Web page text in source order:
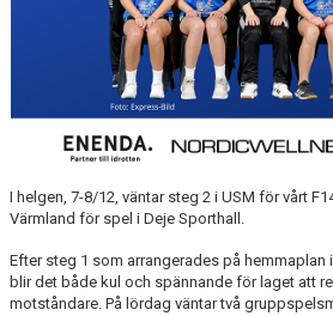
I helgen, 7-8/12, väntar steg 2 i USM för vårt
Värmland för spel i Deje Sporthall.
Efter steg 1 som arrangerades på hemmaplan
blir det både kul och spännande för laget att
motståndare. På lördag väntar två